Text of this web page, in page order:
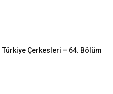
Türkiye Çerkesleri – 64. Bölüm